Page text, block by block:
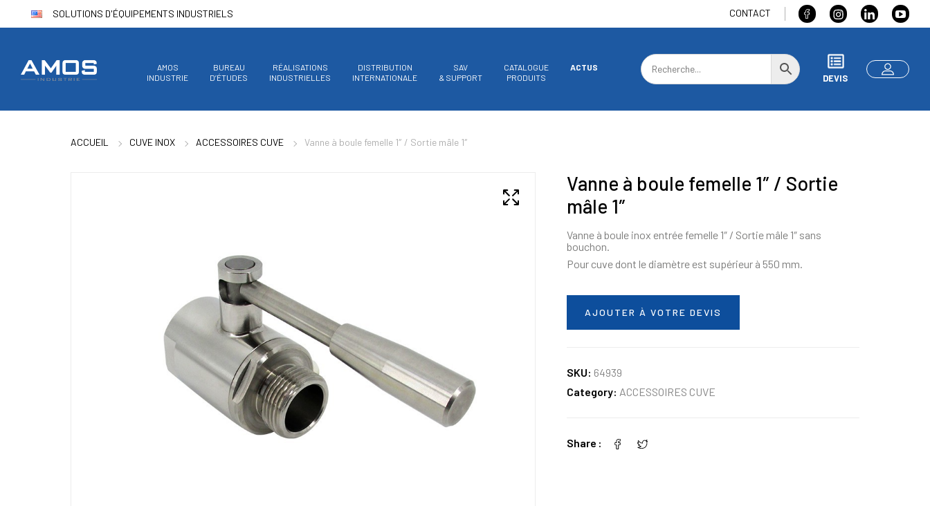
SOLUTIONS D'ÉQUIPEMENTS INDUSTRIELS CONTACT
AMOS
INDUSTRIE
BUREAU
D’ÉTUDES
RÉALISATIONS
INDUSTRIELLES
DISTRIBUTION
INTERNATIONALE
SAV
& SUPPORT
CATALOGUE
PRODUITS
ACTUS
DEVIS
ACCUEIL CUVE INOX ACCESSOIRES CUVE Vanne à boule femelle 1″ / Sortie mâle 1″
Vanne à boule femelle 1″ / Sortie
mâle 1″
Vanne à boule inox entrée femelle 1″ / Sortie mâle 1″ sans
bouchon.
Pour cuve dont le diamètre est supérieur à 550 mm.
AJOUTER À VOTRE DEVIS
SKU: 64939
Category: ACCESSOIRES CUVE
Share